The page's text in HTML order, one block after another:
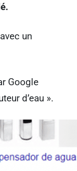
un
Google
d’eau ».